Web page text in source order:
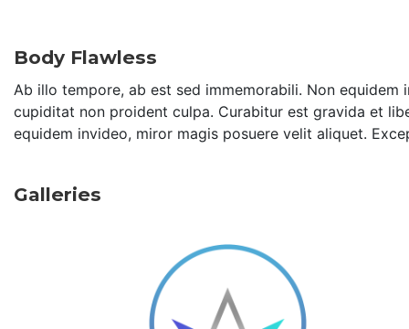
Body Flawless
Ab illo tempore, ab est sed immemorabili. Non
cupiditat non proident culpa. Curabitur est gravida et
equidem invideo, miror magis posuere velit aliquet.
Galleries